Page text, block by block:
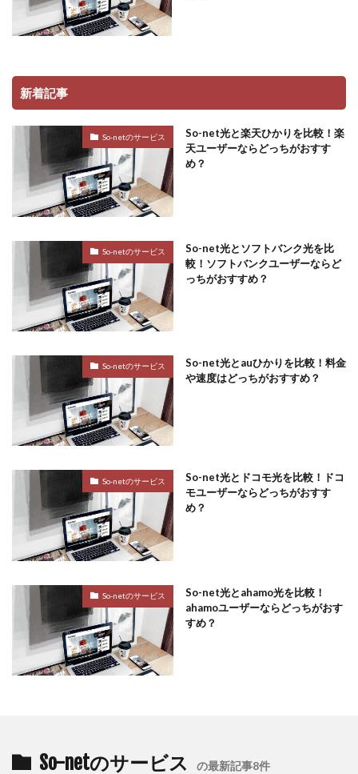
新着記事
So-netのサービス
So-net光と楽天ひかりを比較！楽
天ユーザーならどっちがおすす
め？
So-netのサービス
So-net光とソフトバンク光を比
較！ソフトバンクユーザーならど
っちがおすすめ？
So-netのサービス
So-net光とauひかりを比較！料金
や速度はどっちがおすすめ？
So-netのサービス
So-net光とドコモ光を比較！ドコ
モユーザーならどっちがおすす
め？
So-netのサービス
So-net光とahamo光を比較！
ahamoユーザーならどっちがおす
すめ？
So-netのサービス の最新記事8件